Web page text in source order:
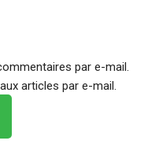
par e-mail.
articles par e-mail.